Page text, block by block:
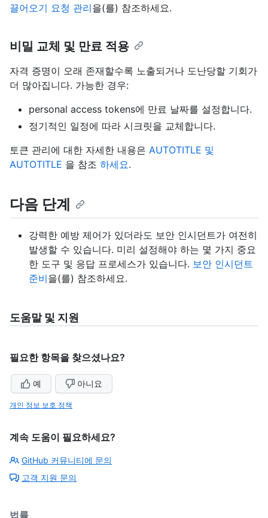
끌어오기 요청 관리을(를) 참조하세요.
비밀 교체 및 만료 적용
자격 증명이 오래 존재할수록 노출되거나 도난당할 기회가
더 많아집니다. 가능한 경우:
personal access tokens에 만료 날짜를 설정합니다.
정기적인 일정에 따라 시크릿을 교체합니다.
토큰 관리에 대한 자세한 내용은 AUTOTITLE 및
AUTOTITLE 을 참조 하세요.
다음 단계
강력한 예방 제어가 있더라도 보안 인시던트가 여전히
발생할 수 있습니다. 미리 설정해야 하는 몇 가지 중요
한 도구 및 응답 프로세스가 있습니다. 보안 인시던트
준비을(를) 참조하세요.
도움말 및 지원
필요한 항목을 찾으셨나요?
예 아니요
개인 정보 보호 정책
계속 도움이 필요하세요?
GitHub 커뮤니티에 문의
고객 지원 문의
법률